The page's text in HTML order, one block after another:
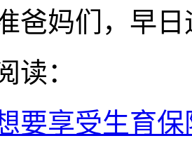
爸妈们，早
：
要享受生育